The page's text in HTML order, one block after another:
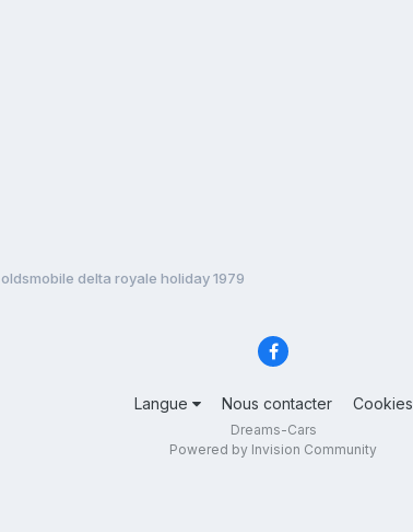
oldsmobile delta royale holiday 1979
Langue Nous contacter Cookies
Dreams-Cars
Powered by Invision Community